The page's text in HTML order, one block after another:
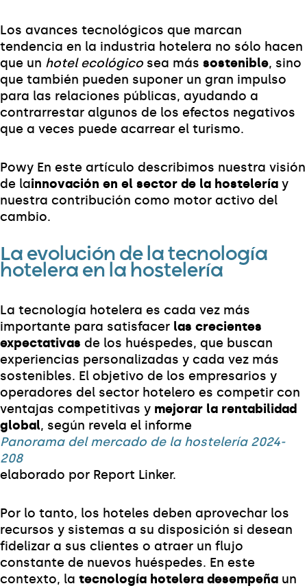
Los avances tecnológicos que marcan
tendencia en la industria hotelera no sólo hacen
que un hotel ecológico sea más sostenible, sino
que también pueden suponer un gran impulso
para las relaciones públicas, ayudando a
contrarrestar algunos de los efectos negativos
que a veces puede acarrear el turismo.
Powy En este artículo describimos nuestra visión
de lainnovación en el sector de la hostelería y
nuestra contribución como motor activo del
cambio.
La evolución de la tecnología
hotelera en la hostelería
La tecnología hotelera es cada vez más
importante para satisfacer las crecientes
expectativas de los huéspedes, que buscan
experiencias personalizadas y cada vez más
sostenibles. El objetivo de los empresarios y
operadores del sector hotelero es competir con
ventajas competitivas y mejorar la rentabilidad
global, según revela el informe
Panorama del mercado de la hostelería 2024-
208
elaborado por Report Linker.
Por lo tanto, los hoteles deben aprovechar los
recursos y sistemas a su disposición si desean
fidelizar a sus clientes o atraer un flujo
constante de nuevos huéspedes. En este
contexto, la tecnología hotelera desempeña un